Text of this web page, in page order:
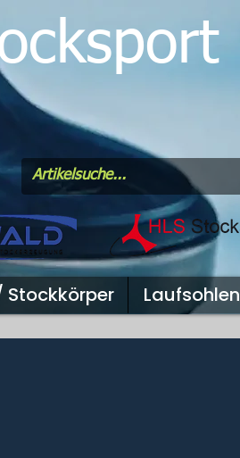
Stockkörper Laufsohlen